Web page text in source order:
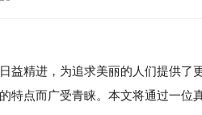
益精进，为追求美丽的人们提供了
特点而广受青睐。本文将通过一位